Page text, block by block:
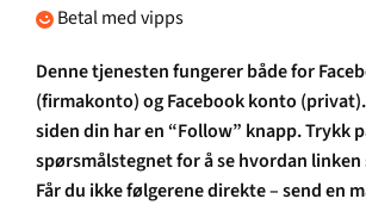
Betal med vipps
Denne tjenesten fungerer både for
(firmakonto) og Facebook konto
siden din har en “Follow” knapp. Trykk
spørsmålstegnet for å se hvordan linken
Får du ikke følgerene direkte – send en